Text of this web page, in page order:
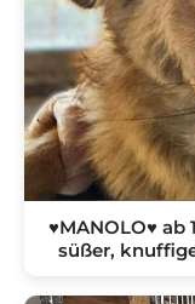
♥MANOLO♥ ab
süßer,